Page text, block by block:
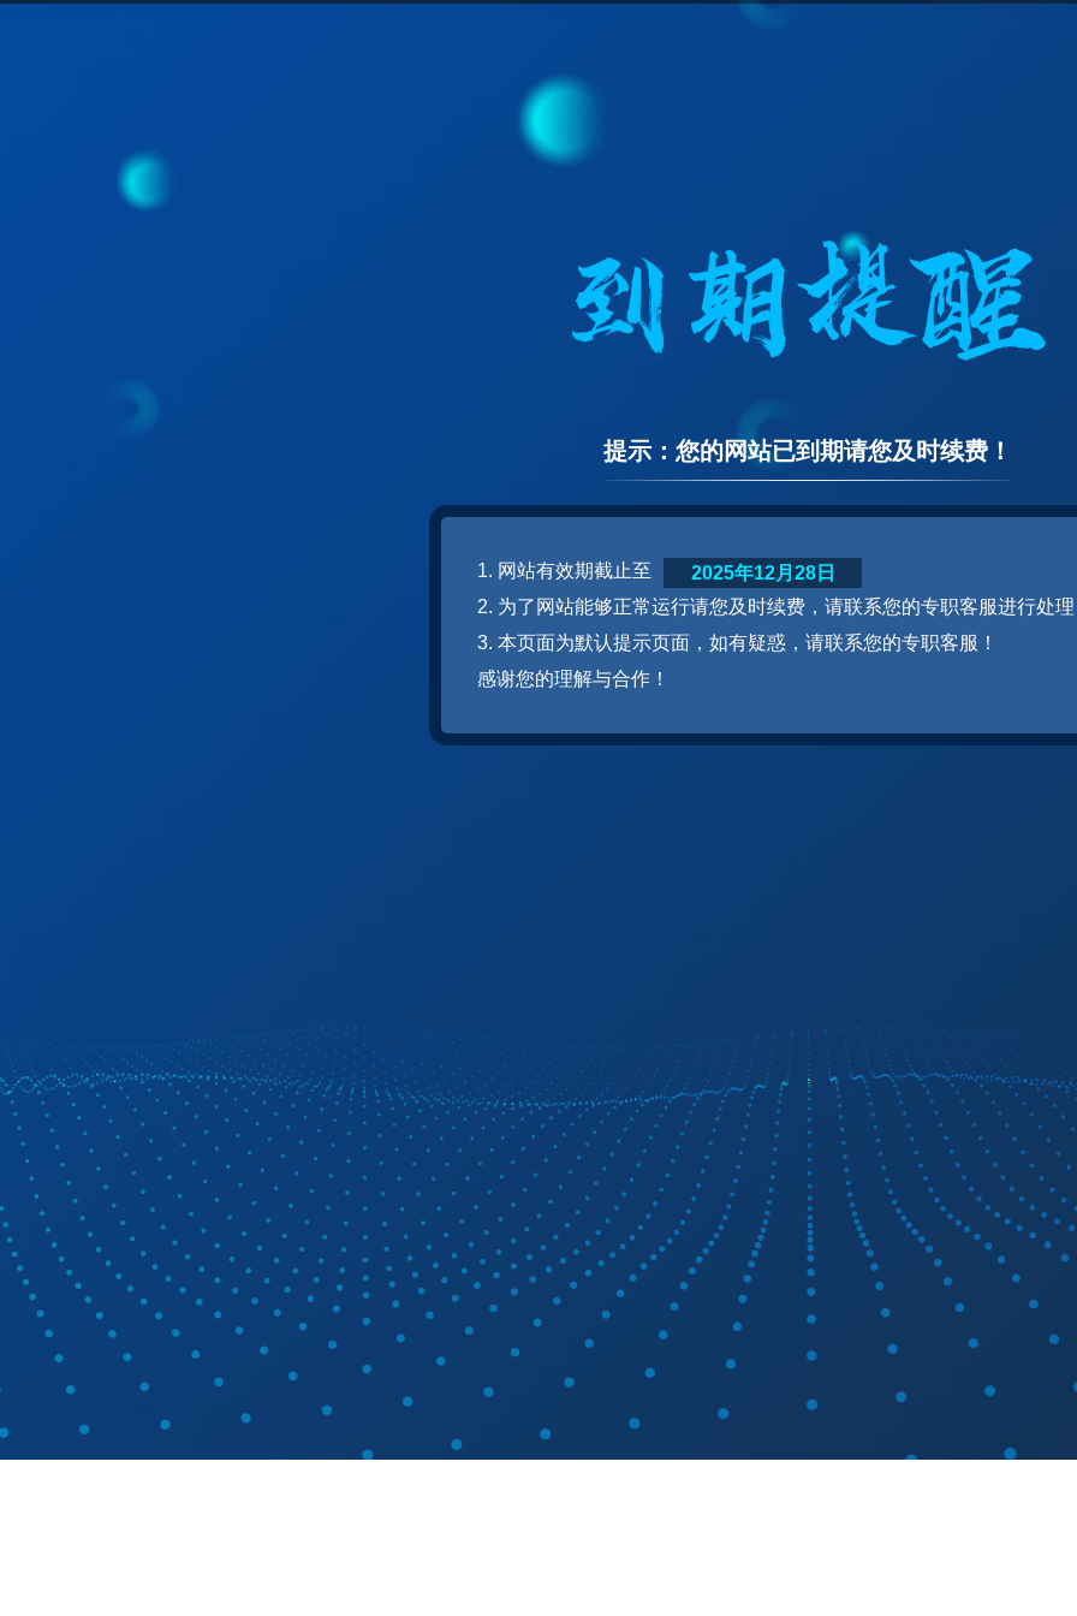
提示：您的网站已到期请您及时续费！
1. 网站有效期截止至
2. 为了网站能够正常运行请您及时续费，请联系您的专职客服进行处
3. 本页面为默认提示页面，如有疑惑，请联系您的专职客服！
感谢您的理解与合作！
2025年12月28日